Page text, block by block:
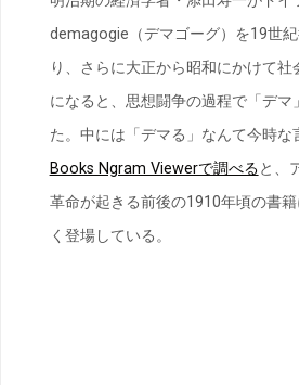
demagogie（デマゴーグ）を19世
り、さらに大正から昭和にかけて社
になると、思想闘争の過程で「デマ
た。中には「デマる」なんて今時な
Books Ngram Viewerで調べると、
革命が起きる前後の1910年頃の書
く登場している。